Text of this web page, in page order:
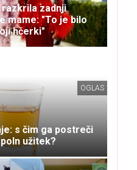
razkrila zadnji
mame: "To je bilo
hčerki"
OGLAS
s čim ga postreči
užitek?